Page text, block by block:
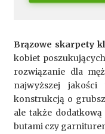
Brązowe skarpety
kobiet
rozwiązanie dla
najwyższej jakości
konstrukcją o
ale także
butami czy